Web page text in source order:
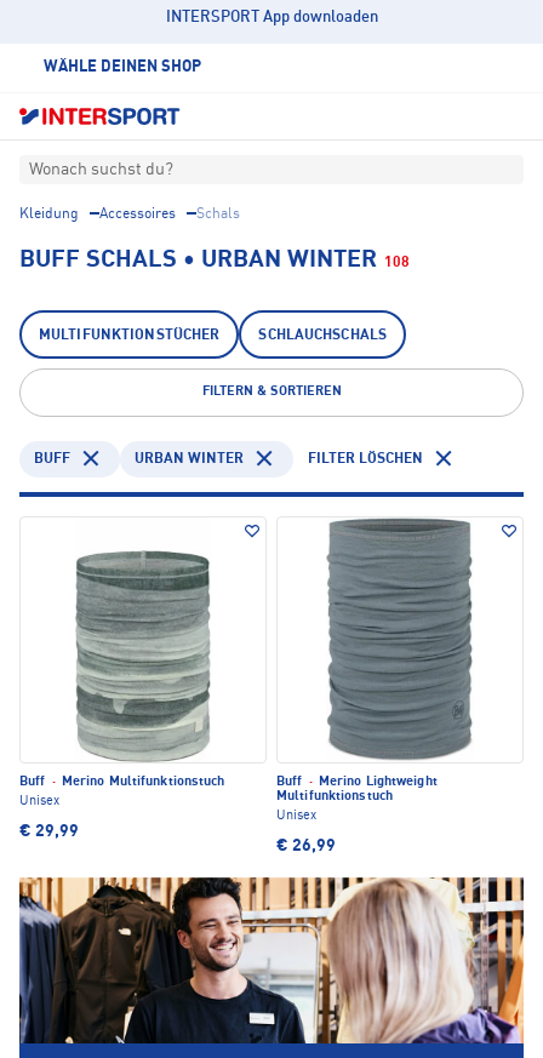
INTERSPORT App downloaden
WÄHLE DEINEN SHOP
Wonach suchst du?
Kleidung Accessoires Schals
BUFF SCHALS • URBAN WINTER 108
MULTIFUNKTIONSTÜCHER SCHLAUCHSCHALS
FILTERN & SORTIEREN
BUFF URBAN WINTER FILTER LÖSCHEN
Buff ·
Merino Multifunktionstuch
Unisex
€ 29,99
Buff ·
Merino Lightweight
Multifunktionstuch
Unisex
€ 26,99